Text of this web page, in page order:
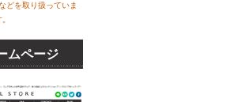
どを取り扱っていま
ムページ